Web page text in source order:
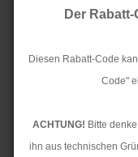
Der
Diesen Rabatt-Code
Code"
ACHTUNG! Bitte
ihn aus technischen